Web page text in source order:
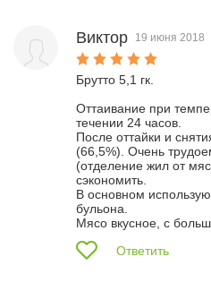
Виктор 19 июня 2018
Брутто 5,1 гк.
Оттаивание при
течении 24 часов.
После оттайки и
(66,5%). Очень
(отделение жил от
сэкономить.
В основном
бульона.
Мясо вкусное, с
Ответить